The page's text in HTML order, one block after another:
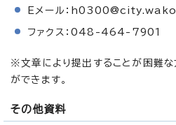
Eメール：
ファクス：048-464-7901
※文章により提出することが困難な
ができます。
その他資料